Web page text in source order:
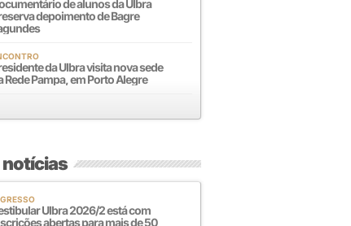
de alunos da Ulbra
depoimento de Bagre
da Ulbra visita nova sede
Rede Pampa, em Porto Alegre
notícias
Ulbra 2026/2 está com
abertas para mais de 50